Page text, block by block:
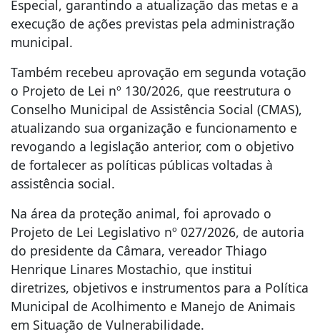
Especial, garantindo a atualização das metas e a
execução de ações previstas pela administração
municipal.
Também recebeu aprovação em segunda votação
o Projeto de Lei nº 130/2026, que reestrutura o
Conselho Municipal de Assistência Social (CMAS),
atualizando sua organização e funcionamento e
revogando a legislação anterior, com o objetivo
de fortalecer as políticas públicas voltadas à
assistência social.
Na área da proteção animal, foi aprovado o
Projeto de Lei Legislativo nº 027/2026, de autoria
do presidente da Câmara, vereador Thiago
Henrique Linares Mostachio, que institui
diretrizes, objetivos e instrumentos para a Política
Municipal de Acolhimento e Manejo de Animais
em Situação de Vulnerabilidade.